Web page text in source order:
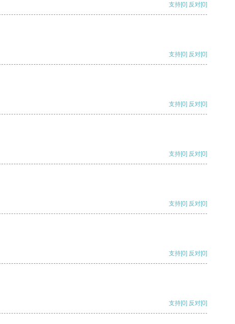
支持[0] 反对[0]
支持[0] 反对[0]
支持[0] 反对[0]
支持[0] 反对[0]
支持[0] 反对[0]
支持[0] 反对[0]
支持[0] 反对[0]